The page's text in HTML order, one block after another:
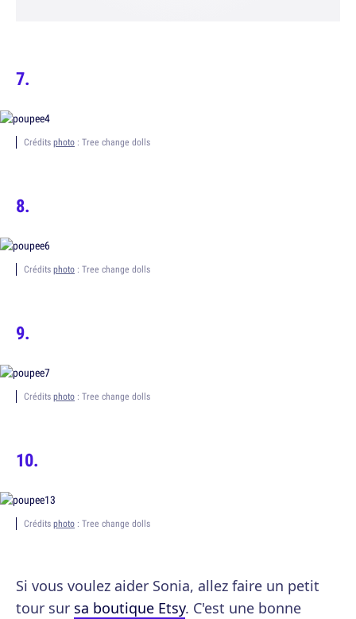
Crédits photo : Tree change dolls
Crédits photo : Tree change dolls
Crédits photo : Tree change dolls
Crédits photo : Tree change dolls
Si vous voulez aider Sonia, allez faire un petit
tour sur sa boutique Etsy. C'est une bonne